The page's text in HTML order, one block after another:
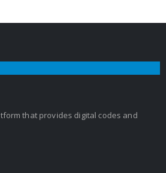
that provides digital codes and